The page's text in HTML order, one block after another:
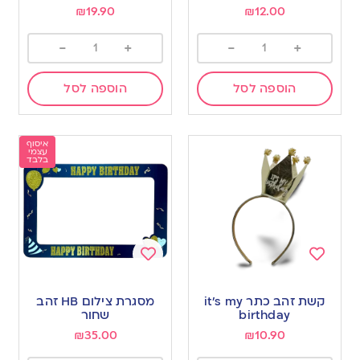
₪12.00
+
-
הוספה לסל
₪19.90
+
-
הוספה לסל
to
wishlist
קשת זהב כתר it’s my
birthday
₪10.90
איסוף
עצמי
בלבד
to
מסגרת צילום HB זהב
שחור
₪35.00